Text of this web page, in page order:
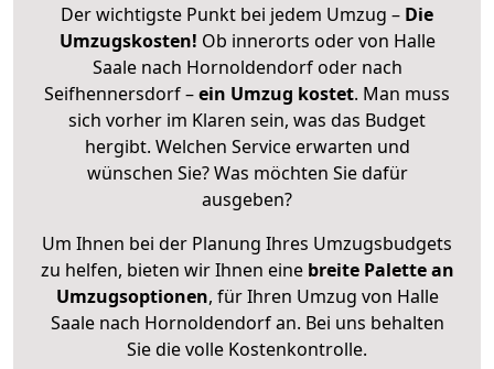
Der wichtigste Punkt bei jedem Umzug – Die
Umzugskosten! Ob innerorts oder von Halle
Saale nach Hornoldendorf oder nach
Seifhennersdorf –ein Umzug kostet. Man muss
sich vorher im Klaren sein, was das Budget
hergibt. Welchen Service erwarten und
wünschen Sie? Was möchten Sie dafür
ausgeben?
Um Ihnen bei der Planung Ihres Umzugsbudgets
zu helfen, bieten wir Ihnen eine breite Palette an
Umzugsoptionen, für Ihren Umzug von Halle
Saale nach Hornoldendorf an. Bei uns behalten
Sie die volle Kostenkontrolle.